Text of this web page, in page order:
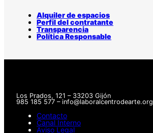
Alquiler de espacios
Perfil del contratante
Transparencia
Política Responsable
Los Prados, 121 – 33203 Gijón
985 185 577 – info@laboralcentrodearte.org
Contacto
Canal Interno
Aviso Legal